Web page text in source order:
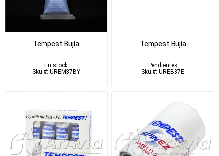
Tempest Bujía
En stock
Sku #: UREM37BY
Tempest Bujía
Pendientes
Sku #: UREB37E